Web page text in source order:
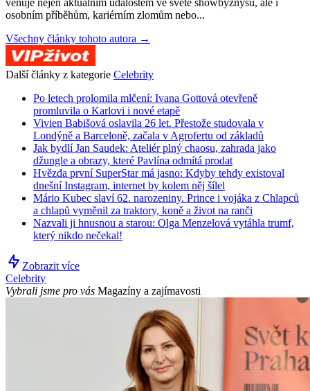
věnuje nejen aktuálním událostem ve světě showbyznysu, ale i
osobním příběhům, kariérním zlomům nebo...
Všechny články tohoto autora →
Další články z kategorie Celebrity
Po letech prolomila mlčení: Ivana Gottová otevřeně
promluvila o Karlovi i nové etapě
Vivien Babišová oslavila 26 let. Přestože studovala v
Londýně a Barceloně, začala v Agrofertu od základů
Jak bydlí Jan Saudek: Ateliér plný chaosu, zahrada jako
džungle a obrazy, které Pavlína odmítá prodat
Hvězda první SuperStar má jasno: Kdyby tehdy existoval
dnešní Instagram, internet by kolem něj šílel
Mário Kubec slaví 62. narozeniny. Prince i vojáka z Chlapců
a chlapů vyměnil za traktory, koně a život na ranči
Nazvali ji hnusnou a starou: Olga Menzelová vytáhla trumf,
který nikdo nečekal!
Zobrazit více
Celebrity
Vybrali jsme pro vás Magazíny a zajímavosti